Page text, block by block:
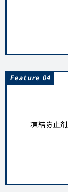
Feature 04
凍結防止